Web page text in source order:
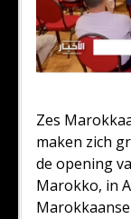
Zes
maken zich
de opening
Marokko, in